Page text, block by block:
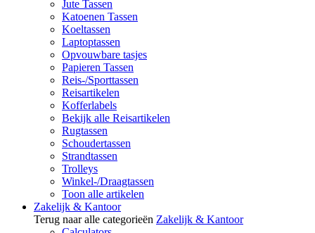
Jute Tassen
Katoenen Tassen
Koeltassen
Laptoptassen
Opvouwbare tasjes
Papieren Tassen
Reis-/Sporttassen
Reisartikelen
Kofferlabels
Bekijk alle Reisartikelen
Rugtassen
Schoudertassen
Strandtassen
Trolleys
Winkel-/Draagtassen
Toon alle artikelen
Zakelijk & Kantoor
Terug naar alle categorieën Zakelijk & Kantoor